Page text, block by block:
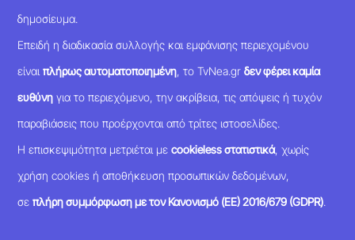
δημοσίευμα.
Επειδή η διαδικασία συλλογής και εμφάνισης περιεχομένου
είναιπλήρως αυτοματοποιημένη , το TvNea.grδεν φέρει καμία
ευθύνη για το περιεχόμενο, την ακρίβεια, τις απόψεις ή τυχόν
παραβιάσεις που προέρχονται από τρίτες ιστοσελίδες.
Η επισκεψιμότητα μετριέται μεcookieless στατιστικά, χωρίς
χρήση cookies ή αποθήκευση προσωπικών δεδομένων,
σεπλήρη συμμόρφωση με τον Κανονισμό (ΕΕ) 2016/679 (GDPR).